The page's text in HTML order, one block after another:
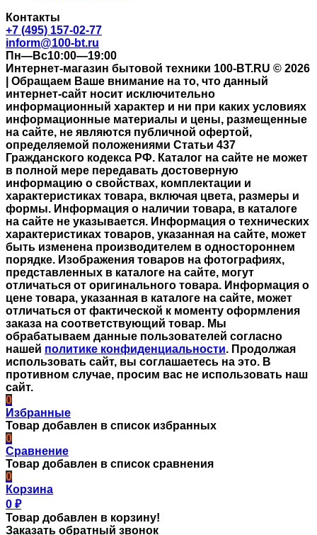
Контакты
+7 (495) 157-02-77
inform@100-bt.ru
Пн—Вс10:00—19:00
Интернет-магазин бытовой техники 100-BT.RU © 2026
| Обращаем Ваше внимание на то, что данный
интернет-сайт носит исключительно
информационный характер и ни при каких условиях
информационные материалы и цены, размещенные
на сайте, не являются публичной офертой,
определяемой положениями Статьи 437
Гражданского кодекса РФ. Каталог на сайте не может
в полной мере передавать достоверную
информацию о свойствах, комплектации и
характеристиках товара, включая цвета, размеры и
формы. Информация о наличии товара, в каталоге
на сайте не указывается. Информация о технических
характеристиках товаров, указанная на сайте, может
быть изменена производителем в одностороннем
порядке. Изображения товаров на фотографиях,
представленных в каталоге на сайте, могут
отличаться от оригинального товара. Информация о
цене товара, указанная в каталоге на сайте, может
отличаться от фактической к моменту оформления
заказа на соответствующий товар. Мы
обрабатываем данные пользователей согласно
нашей политике конфиденциальности. Продолжая
использовать сайт, вы соглашаетесь на это. В
противном случае, просим вас не использовать наш
сайт.
0
Избранные
Товар добавлен в список избранных
0
Сравнение
Товар добавлен в список сравнения
0
Корзина
0 ₽
Товар добавлен в корзину!
Заказать обратный звонок